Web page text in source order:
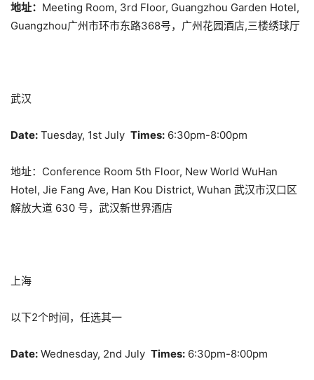
地址： Meeting Room, 3rd Floor, Guangzhou Garden Hotel,
Guangzhou广州市环市东路368号，广州花园酒店,三楼绣球厅
武汉
Date: Tuesday, 1st July Times: 6:30pm-8:00pm
地址：Conference Room 5th Floor, New World WuHan
Hotel, Jie Fang Ave, Han Kou District, Wuhan 武汉市汉口区
解放大道 630 号，武汉新世界酒店
上海
以下2个时间，任选其一
Date: Wednesday, 2nd July Times: 6:30pm-8:00pm